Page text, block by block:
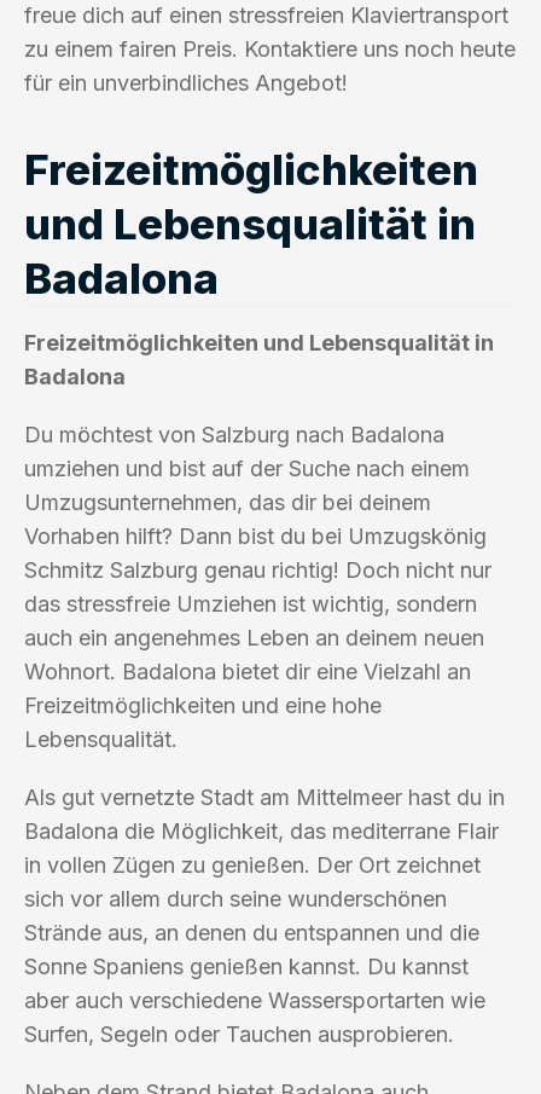
freue dich auf einen stressfreien Klaviertransport
zu einem fairen Preis. Kontaktiere uns noch heute
für ein unverbindliches Angebot!
Freizeitmöglichkeiten
und Lebensqualität in
Badalona
Freizeitmöglichkeiten und Lebensqualität in
Badalona
Du möchtest von Salzburg nach Badalona
umziehen und bist auf der Suche nach einem
Umzugsunternehmen, das dir bei deinem
Vorhaben hilft? Dann bist du bei Umzugskönig
Schmitz Salzburg genau richtig! Doch nicht nur
das stressfreie Umziehen ist wichtig, sondern
auch ein angenehmes Leben an deinem neuen
Wohnort. Badalona bietet dir eine Vielzahl an
Freizeitmöglichkeiten und eine hohe
Lebensqualität.
Als gut vernetzte Stadt am Mittelmeer hast du in
Badalona die Möglichkeit, das mediterrane Flair
in vollen Zügen zu genießen. Der Ort zeichnet
sich vor allem durch seine wunderschönen
Strände aus, an denen du entspannen und die
Sonne Spaniens genießen kannst. Du kannst
aber auch verschiedene Wassersportarten wie
Surfen, Segeln oder Tauchen ausprobieren.